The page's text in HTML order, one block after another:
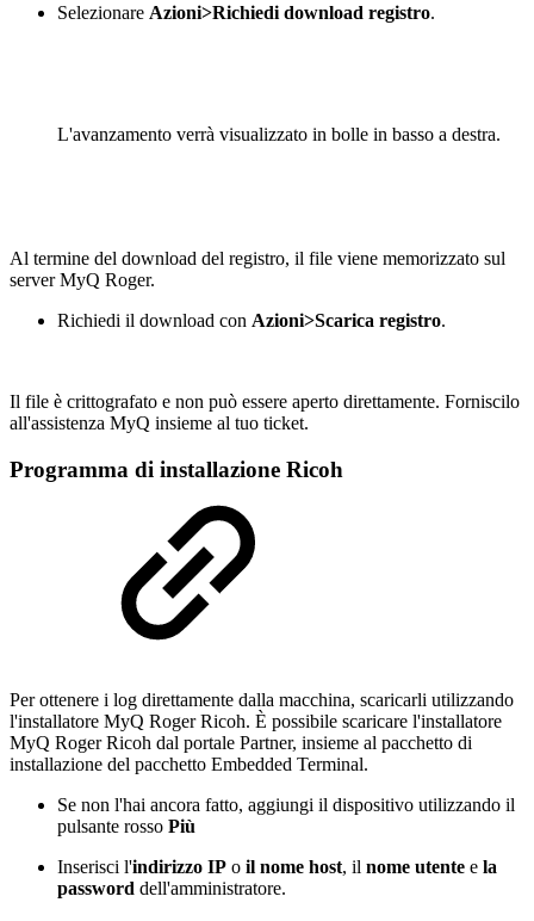
Selezionare Azioni>Richiedi download registro.
L'avanzamento verrà visualizzato in bolle in basso a destra.
Al termine del download del registro, il file viene memorizzato sul
server MyQ Roger.
Richiedi il download con Azioni>Scarica registro.
Il file è crittografato e non può essere aperto direttamente. Forniscilo
all'assistenza MyQ insieme al tuo ticket.
Programma di installazione Ricoh
Per ottenere i log direttamente dalla macchina, scaricarli utilizzando
l'installatore MyQ Roger Ricoh. È possibile scaricare l'installatore
MyQ Roger Ricoh dal portale Partner, insieme al pacchetto di
installazione del pacchetto Embedded Terminal.
Se non l'hai ancora fatto, aggiungi il dispositivo utilizzando il
pulsante rosso Più
Inserisci l'indirizzo IP o il nome host, il nome utente e la
password dell'amministratore.